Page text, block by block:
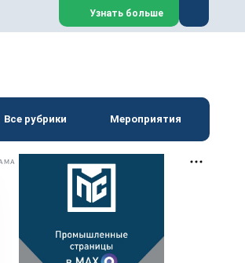
Узнать больше
Все рубрики Мероприятия